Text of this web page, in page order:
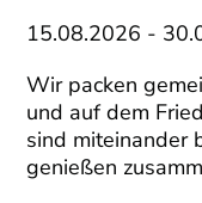
15.08.2026 -
Wir packen
und auf dem
sind miteinander
genießen